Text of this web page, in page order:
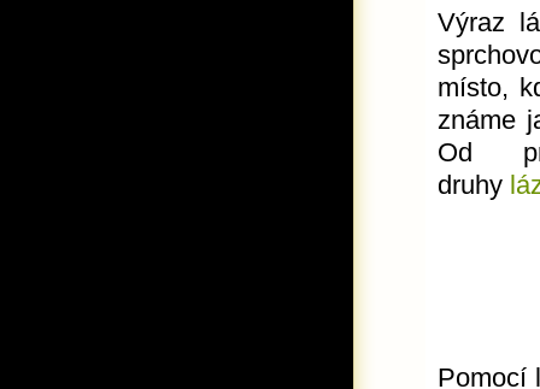
Výraz
místo,
známe
Od
druhy
Pomocí